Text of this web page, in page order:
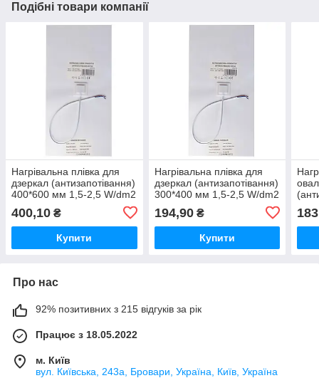
Подібні товари компанії
Нагрівальна плівка для
дзеркал (антизапотівання)
400*600 мм 1,5-2,5 W/dm2
400,10 ₴
Купити
Нагрівальна плівка для
дзеркал (антизапотівання)
300*400 мм 1,5-2,5 W/dm2
194,90₴
Купити
Про нас
92% позитивних з 215 відгуків за рік
Працює з 18.05.2022
м. Київ
вул. Київська, 243а, Бровари, Україна, Київ, Україна